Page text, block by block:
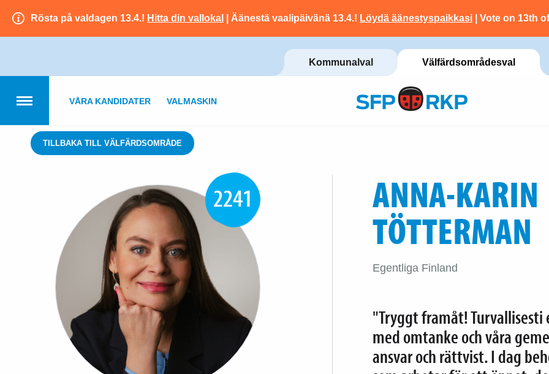
Rösta på valdagen 13.4.! Hitta din vallokal | Äänestä vaalipäivänä 13.4.! Löydä äänestyspaikkasi | Vote on 13th
Kommunalval Välfärdsområdesval
VÅRA KANDIDATER VALMASKIN
TILLBAKA TILL VÄLFÄRDSOMRÅDE
2241 ANNA-KARIN
TÖTTERMAN
Egentliga Finland
"Tryggt framåt!
med omtanke och våra
ansvar och rättvist. I dag